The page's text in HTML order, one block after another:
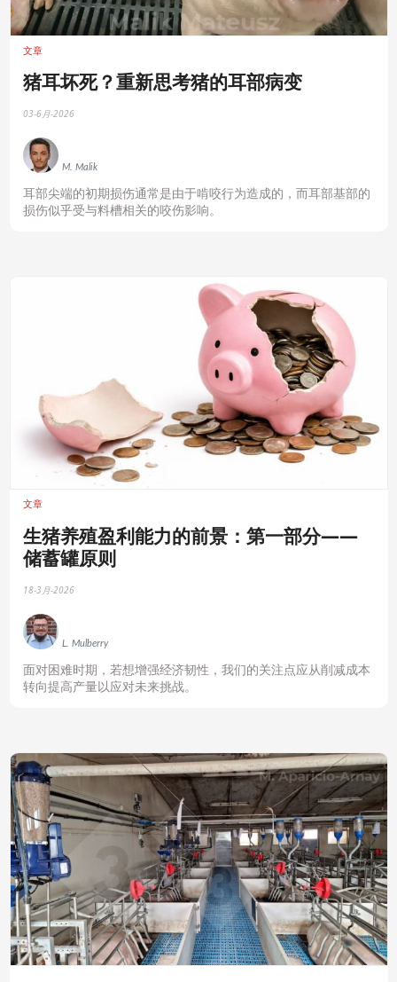
文章
猪耳坏死？重新思考猪的耳部病变
03-6月-2026
M. Malik
耳部尖端的初期损伤通常是由于啃咬行为造成的，而耳部基部的
损伤似乎受与料槽相关的咬伤影响。
文章
生猪养殖盈利能力的前景：第一部分——
储蓄罐原则
18-3月-2026
L. Mulberry
面对困难时期，若想增强经济韧性，我们的关注点应从削减成本
转向提高产量以应对未来挑战。